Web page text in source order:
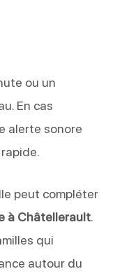
ou un
En cas
alerte sonore
peut compléter
à Châtellerault.
qui
autour du